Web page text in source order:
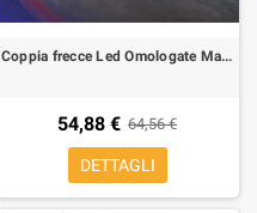
Coppia frecce Led Omologate MadDoctor, orientabili 3 posizioni
54,88 € 64,56 €
DETTAGLI